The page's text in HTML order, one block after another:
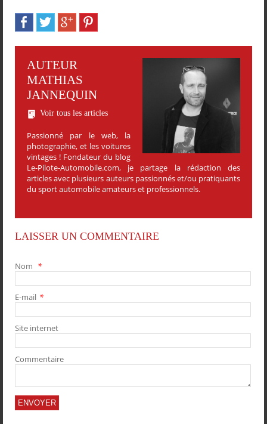
AUTEUR
MATHIAS
JANNEQUIN
Voir tous les articles
Passionné par le web, la
photographie, et les voitures
vintages ! Fondateur du blog
Le-Pilote-Automobile.com, je partage la rédaction des
articles avec plusieurs auteurs passionnés et/ou pratiquants
du sport automobile amateurs et professionnels.
LAISSER UN COMMENTAIRE
Nom *
E-mail *
Site internet
Commentaire